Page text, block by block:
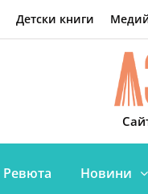
Детски книги
Ревюта Новини